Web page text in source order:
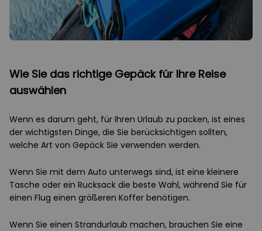
Wie Sie das richtige Gepäck für Ihre Reise
auswählen
Wenn es darum geht, für Ihren Urlaub zu packen, ist eines
der wichtigsten Dinge, die Sie berücksichtigen sollten,
welche Art von Gepäck Sie verwenden werden.
Wenn Sie mit dem Auto unterwegs sind, ist eine kleinere
Tasche oder ein Rucksack die beste Wahl, während Sie für
einen Flug einen größeren Koffer benötigen.
Wenn Sie einen Strandurlaub machen, brauchen Sie eine